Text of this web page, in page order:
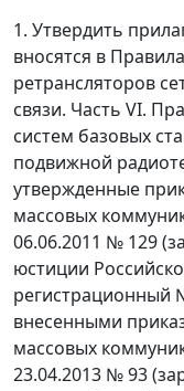
1. Утвердить
вносятся в
ретрансляторов
связи. Часть VI.
систем базовых
подвижной
утвержденные
массовых
06.06.2011 № 129
юстиции
регистрационный
внесенными
массовых
23.04.2013 № 93